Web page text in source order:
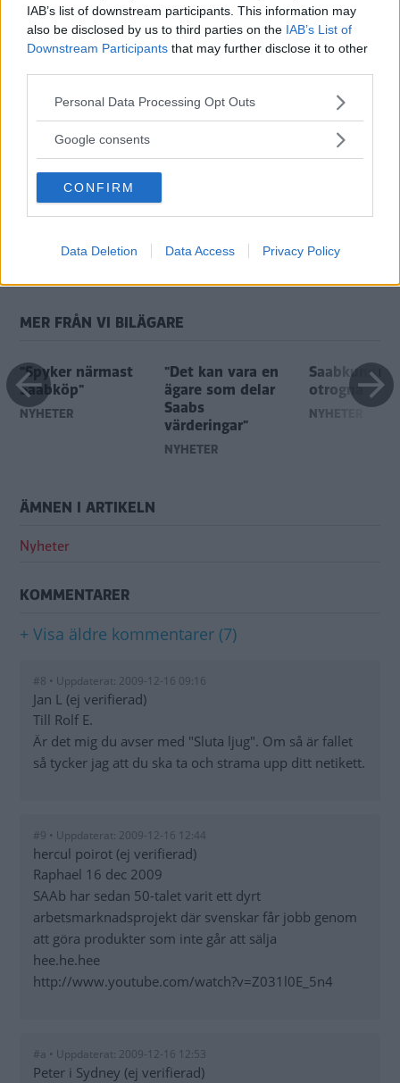
IAB’s list of downstream participants. This information may
also be disclosed by us to third parties on the IAB’s List of
Downstream Participants that may further disclose it to other
Please note that this website/app uses one or more Google
not limited to your visit or usage behaviour. You may click to
use your data for below specified purposes in below Google
consent section.
Personal Data Processing Opt Outs
Google consents
CONFIRM
Data Deletion Data Access Privacy Policy
MISSA INTE KOMMANDE ARTIKLAR OM
NYHETER
Genom att anmäla dig godkänner du OK-förlagets
MER FRÅN VI BILÄGARE
"Spyker närmast
Saabköp"
NYHETER
"Det kan vara en
ägare som delar
Saabs
värderingar"
NYHETER
Saabkunder
otrogna
NYHETER
ÄMNEN I ARTIKELN
Nyheter
KOMMENTARER
+ Visa äldre kommentarer (7)
#8 • Uppdaterat: 2009-12-16 09:16
Jan L (ej verifierad)
Till Rolf E.
Är det mig du avser med "Sluta ljug". Om så är fallet
så tycker jag att du ska ta och strama upp ditt netikett.
#9 • Uppdaterat: 2009-12-16 12:44
hercul poirot (ej verifierad)
Raphael 16 dec 2009
SAAb har sedan 50-talet varit ett dyrt
arbetsmarknadsprojekt där svenskar får jobb genom
att göra produkter som inte går att sälja
hee.he.hee
http://www.youtube.com/watch?v=Z031l0E_5n4
#a • Uppdaterat: 2009-12-16 12:53
Peter i Sydney (ej verifierad)